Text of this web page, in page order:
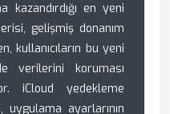
kazandırdığı en yeni
gelişmiş donanım
kullanıcıların bu yeni
verilerini koruması
iCloud yedekleme
ayarlarının